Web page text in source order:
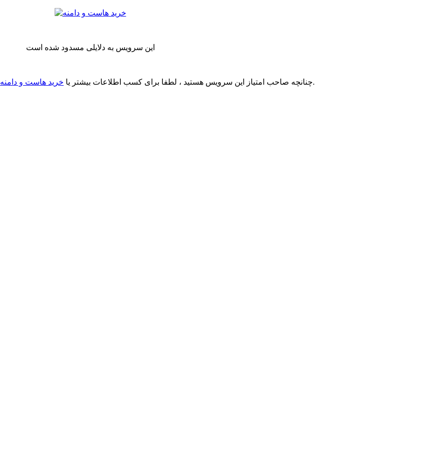
این سرویس به دلایلی مسدود شده است
چنانچه صاحب امتیاز این سرویس هستید ، لطفا برای کسب اطلاعات بیشتر یا خرید هاست و دامنه با شرکت سرورپارس تماس حاصل نمایید.